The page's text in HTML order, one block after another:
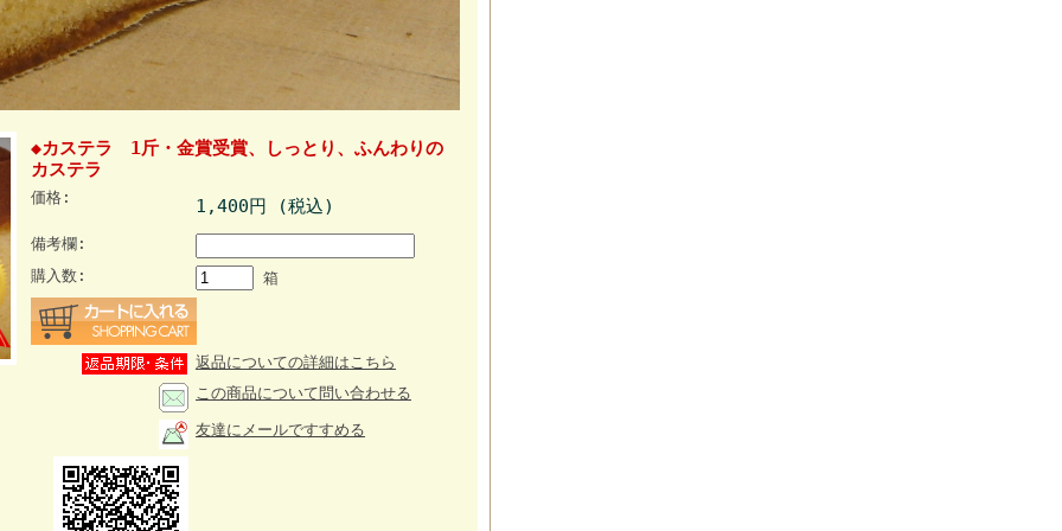
◆カステラ 1斤・金賞受賞、しっとり、ふんわりの
カステラ
価格: 1,400円 (税込)
備考欄:
購入数:
箱
返品についての詳細はこちら
この商品について問い合わせる
友達にメールですすめる